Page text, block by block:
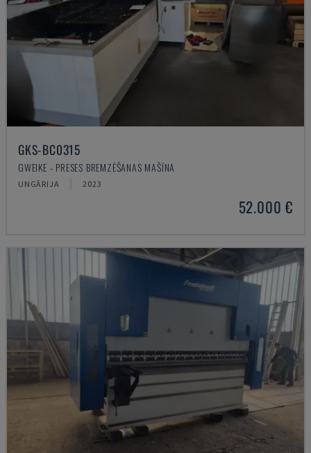
GKS-BC0315
GWEIKE - PRESES BREMZĒŠANAS MAŠĪNA
UNGĀRIJA 2023
52.000 €